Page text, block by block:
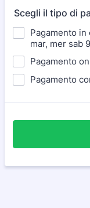
Scegli il tipo di
Pagamento
mar, mer sab
Pagamento
Pagamento